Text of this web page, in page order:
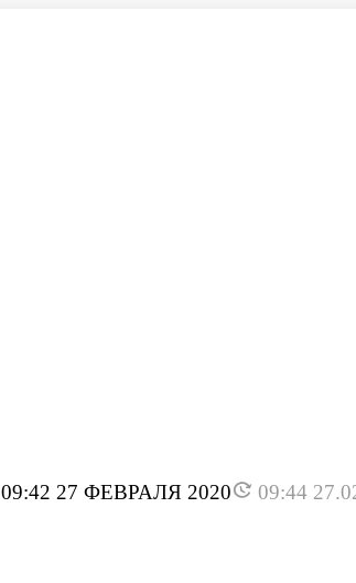
09:42 27 ФЕВРАЛЯ 2020 09:44